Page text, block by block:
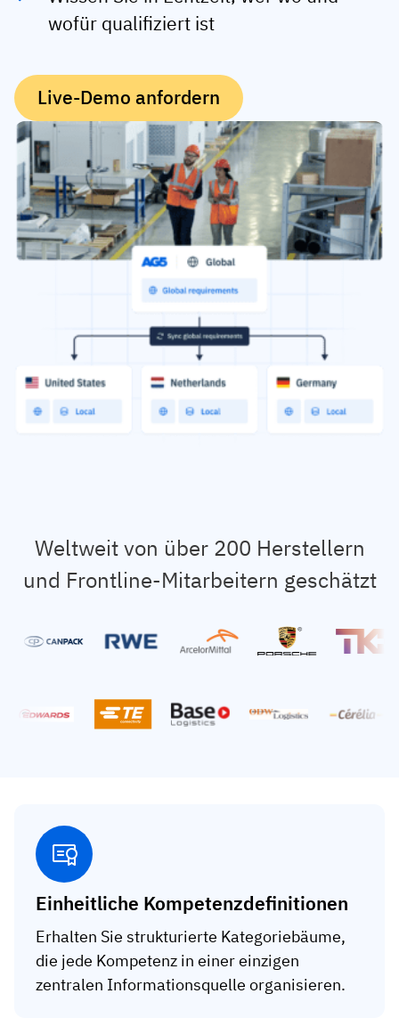
Einblicke
Schulungseffektivität
Compliance-Dashboards
Prognosen & Trends
Verpackung
Vista
19. März 2026
Schluss mit dem Hinterherlaufen,
automatisieren Sie
mit AG5 Workflows
wofür qualifiziert ist
Live-Demo anfordern
Weltweit von über 200 Herstellern
und Frontline-Mitarbeitern geschätzt
Einheitliche Kompetenzdefinitionen
Erhalten Sie strukturierte Kategoriebäume,
die jede Kompetenz in einer einzigen
zentralen Informationsquelle organisieren.